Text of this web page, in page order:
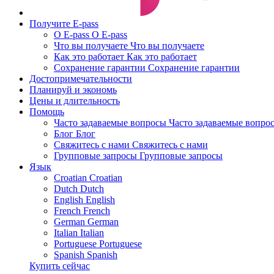
Получите E-pass
О E-pass О E-pass
Что вы получаете Что вы получаете
Как это работает Как это работает
Сохранение гарантии Сохранение гарантии
Достопримечательности
Планируй и экономь
Цены и длительность
Помощь
Часто задаваемые вопросы Часто задаваемые
Блог Блог
Свяжитесь с нами Свяжитесь с нами
Групповые запросы Групповые запросы
Язык
Croatian Croatian
Dutch Dutch
English English
French French
German German
Italian Italian
Portuguese Portuguese
Spanish Spanish
Купить сейчас